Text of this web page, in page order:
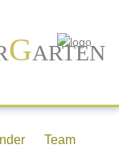
GARTEN
Team